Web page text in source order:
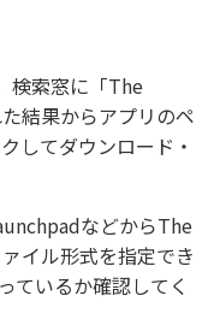
検索窓に「The
結果からアプリのペ
してダウンロード・
などからThe
イル形式を指定でき
ているか確認してく